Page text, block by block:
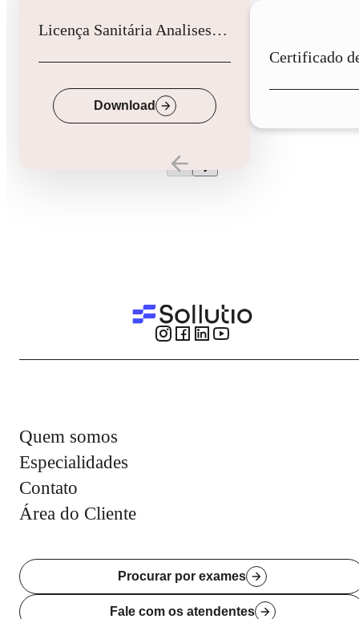
Licença Sanitária Analises Clinicas
Download
Quem somos
Especialidades
Contato
Área do Cliente
Procurar por exames
Fale com os atendentes